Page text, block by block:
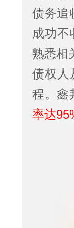
债务追
成功不
熟悉相
债权人
程。鑫
率达